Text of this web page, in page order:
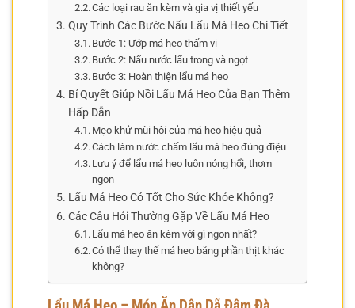
Các loại rau ăn kèm và gia vị thiết yếu
Quy Trình Các Bước Nấu Lẩu Má Heo Chi Tiết
Bước 1: Ướp má heo thấm vị
Bước 2: Nấu nước lẩu trong và ngọt
Bước 3: Hoàn thiện lẩu má heo
Bí Quyết Giúp Nồi Lẩu Má Heo Của Bạn Thêm
Hấp Dẫn
Mẹo khử mùi hôi của má heo hiệu quả
Cách làm nước chấm lẩu má heo đúng điệu
Lưu ý để lẩu má heo luôn nóng hổi, thơm
ngon
Lẩu Má Heo Có Tốt Cho Sức Khỏe Không?
Các Câu Hỏi Thường Gặp Về Lẩu Má Heo
Lẩu má heo ăn kèm với gì ngon nhất?
Có thể thay thế má heo bằng phần thịt khác
không?